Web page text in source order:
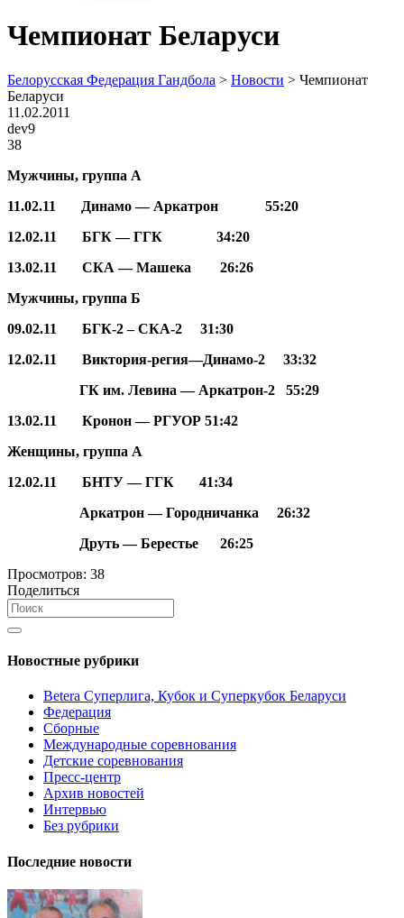
Чемпионат Беларуси
Белорусская Федерация Гандбола > Новости > Чемпионат
Беларуси
11.02.2011
dev9
38
Мужчины, группа А
11.02.11
Динамо — Аркатрон 55:20
12.02.11 БГК — ГГК
34:20
13.02.11 СКА — Машека 26:26
Мужчины, группа Б
09.02.11 БГК-2 – СКА-2
31:30
12.02.11 Виктория-регия—Динамо-2 33:32
ГК им. Левина — Аркатрон-2 55:29
13.02.11 Кронон — РГУОР 51:42
Женщины, группа А
12.02.11 БНТУ — ГГК 41:34
Аркатрон — Городничанка 26:32
Друть — Берестье 26:25
Просмотров: 38
Поделиться
Новостные рубрики
Betera Суперлига, Кубок и Суперкубок Беларуси
Федерация
Сборные
Международные соревнования
Детские соревнования
Пресс-центр
Архив новостей
Интервью
Без рубрики
Последние новости